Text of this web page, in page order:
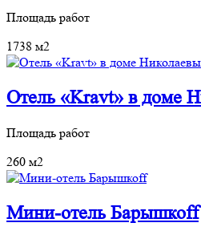
Площадь работ
1738 м2
Отель «Kravt» в доме
Площадь работ
260 м2
Мини-отель Барышкоff